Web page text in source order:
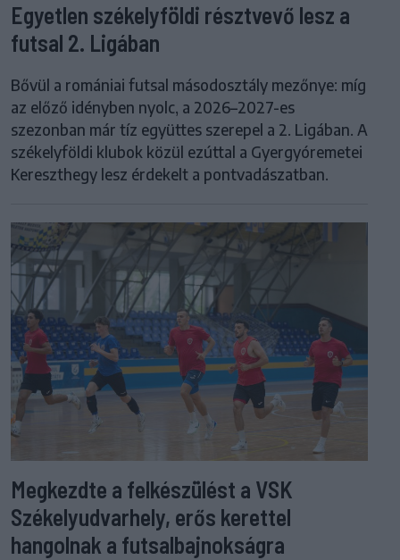
Egyetlen székelyföldi résztvevő lesz a
futsal 2. Ligában
Bővül a romániai futsal másodosztály mezőnye: míg
az előző idényben nyolc, a 2026–2027-es
szezonban már tíz együttes szerepel a 2. Ligában. A
székelyföldi klubok közül ezúttal a Gyergyóremetei
Kereszthegy lesz érdekelt a pontvadászatban.
Megkezdte a felkészülést a VSK
Székelyudvarhely, erős kerettel
hangolnak a futsalbajnokságra